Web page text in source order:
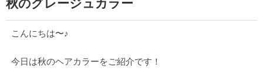
秋のグレージュカラー
こんにちは〜♪
今日は秋のヘアカラーをご紹介です！